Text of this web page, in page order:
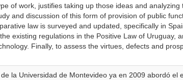
of work, justifies taking up those ideas and
and discussion of this form of provision of public
law is surveyed and updated, specifically in
existing regulations in the Positive Law of Uruguay,
Finally, to assess the virtues, defects and
la Universidad de Montevideo ya en 2009 abordó el